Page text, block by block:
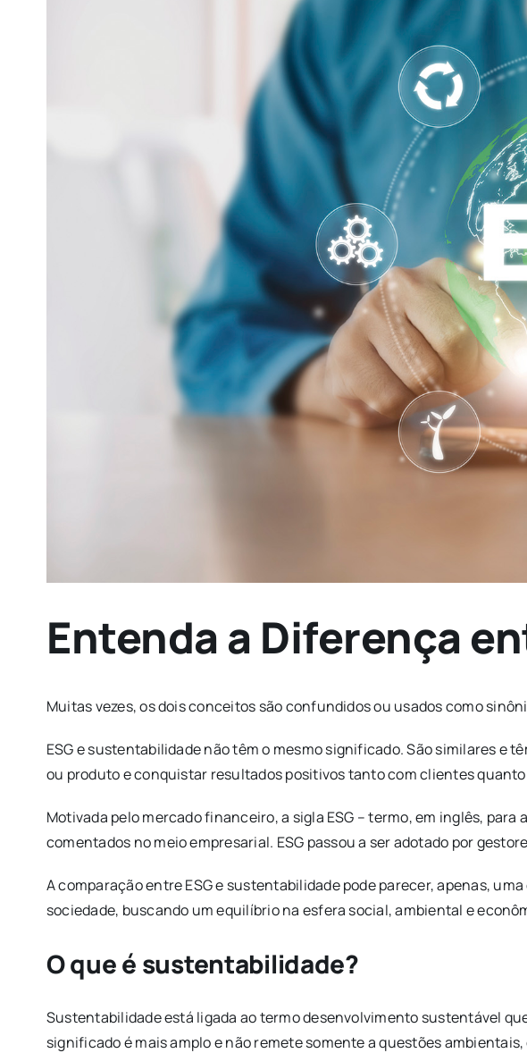
Entenda a Diferença
Muitas vezes, os dois conceitos são confundidos ou usados como
ESG e sustentabilidade não têm o mesmo significado. São similares e
ou produto e conquistar resultados positivos tanto com clientes
Motivada pelo mercado financeiro, a sigla ESG – termo, em inglês,
comentados no meio empresarial. ESG passou a ser adotado por
A comparação entre ESG e sustentabilidade pode parecer, apenas,
sociedade, buscando um equilíbrio na esfera social, ambiental e
O que é sustentabilidade?
Sustentabilidade está ligada ao termo desenvolvimento sustentável
significado é mais amplo e não remete somente a questões